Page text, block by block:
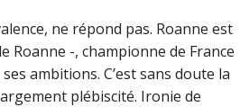
ne répond pas. Roanne est
Roanne -, championne de France
ambitions. C’est sans doute la
plébiscité. Ironie de